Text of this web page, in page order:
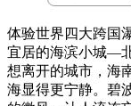
体验世界四大跨国
宜居的海滨小城—
想离开的城市， 海
海显得更宁静。碧